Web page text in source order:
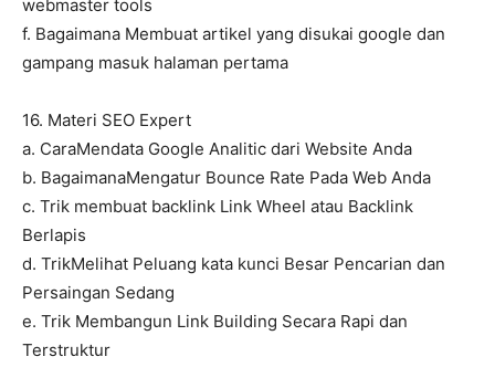
webmaster tools
f. Bagaimana Membuat artikel yang disukai google dan
gampang masuk halaman pertama
16. Materi SEO Expert
a. CaraMendata Google Analitic dari Website Anda
b. BagaimanaMengatur Bounce Rate Pada Web Anda
c. Trik membuat backlink Link Wheel atau Backlink
Berlapis
d. TrikMelihat Peluang kata kunci Besar Pencarian dan
Persaingan Sedang
e. Trik Membangun Link Building Secara Rapi dan
Terstruktur